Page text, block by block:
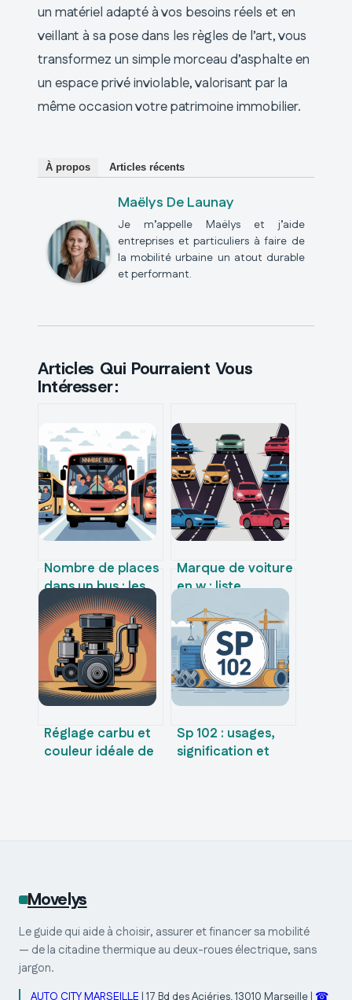
un matériel adapté à vos besoins réels et en
veillant à sa pose dans les règles de l’art, vous
transformez un simple morceau d’asphalte en
un espace privé inviolable, valorisant par la
même occasion votre patrimoine immobilier.
À propos Articles récents
Maëlys De Launay
Je m’appelle Maëlys et j’aide
entreprises et particuliers à faire de
la mobilité urbaine un atout durable
et performant.
Articles Qui Pourraient Vous
Intéresser :
Nombre de places
dans un bus : les
capacités selon
les modèles
Marque de voiture
en w : liste
complète, histoire
et modèles
emblématiques
Réglage carbu et
couleur idéale de
Sp 102 : usages,
signification et
Movelys
Le guide qui aide à choisir, assurer et financer sa mobilité
— de la citadine thermique au deux-roues électrique, sans
jargon.